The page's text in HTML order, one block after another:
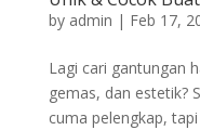
by admin | Feb 17,
Lagi cari gantungan
gemas, dan estetik?
cuma pelengkap,